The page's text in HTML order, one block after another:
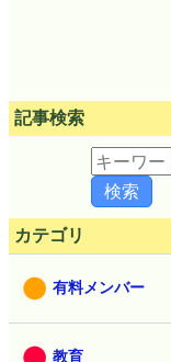
記事検索
カテゴリ
有料メンバー
教育